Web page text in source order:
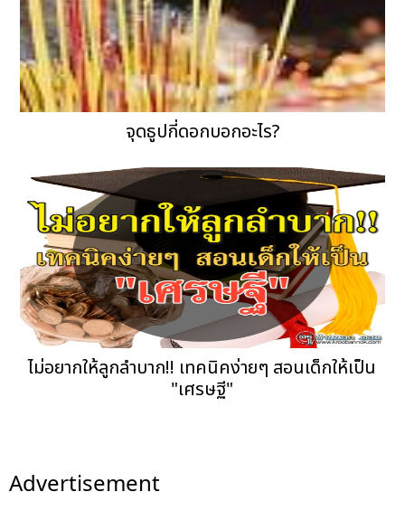
จุดธูปกี่ดอกบอกอะไร?
ไม่อยากให้ลูกลำบาก!! เทคนิคง่ายๆ สอนเด็กให้เป็น
"เศรษฐี"
Advertisement